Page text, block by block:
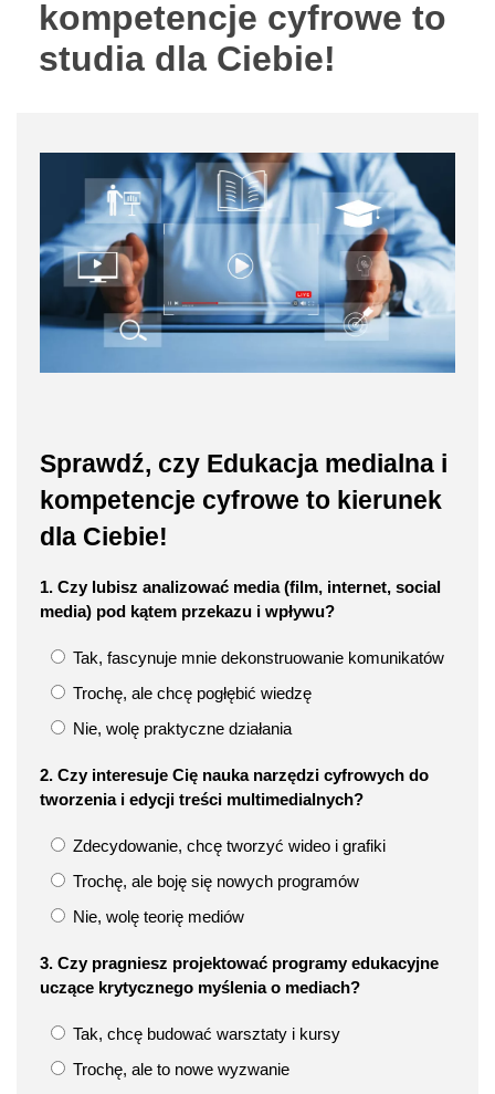
kompetencje cyfrowe to
studia dla Ciebie!
Sprawdź, czy Edukacja medialna i
kompetencje cyfrowe to kierunek
dla Ciebie!
1. Czy lubisz analizować media (film, internet, social
media) pod kątem przekazu i wpływu?
Tak, fascynuje mnie dekonstruowanie komunikatów
Trochę, ale chcę pogłębić wiedzę
Nie, wolę praktyczne działania
2. Czy interesuje Cię nauka narzędzi cyfrowych do
tworzenia i edycji treści multimedialnych?
Zdecydowanie, chcę tworzyć wideo i grafiki
Trochę, ale boję się nowych programów
Nie, wolę teorię mediów
3. Czy pragniesz projektować programy edukacyjne
uczące krytycznego myślenia o mediach?
Tak, chcę budować warsztaty i kursy
Trochę, ale to nowe wyzwanie